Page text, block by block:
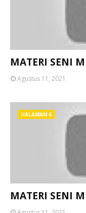
MATERI SENI
Agustus 11, 2021
HALAMAN 6
MATERI SENI